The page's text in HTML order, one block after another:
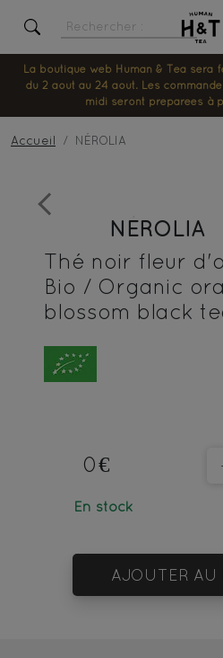
La boutique web Human & Tea sera
du 2 août au 24 août. Les
midi seront préparées à
Accueil NÉROLIA
Previous
NÉROLIA
Thé noir fleur
Bio / Organic
blossom black
0€
En stock
AJOUTER AU